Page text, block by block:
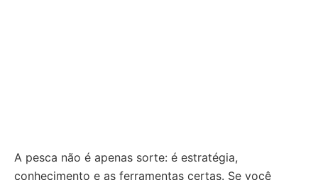
A pesca não é apenas sorte: é estratégia,
conhecimento e as ferramentas certas. Se você